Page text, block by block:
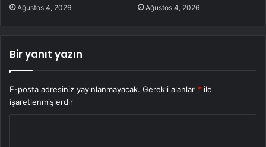
Ağustos 4, 2026 Ağustos 4, 2026
Bir yanıt yazın
E-posta adresiniz yayınlanmayacak. Gerekli alanlar * ile
işaretlenmişlerdir